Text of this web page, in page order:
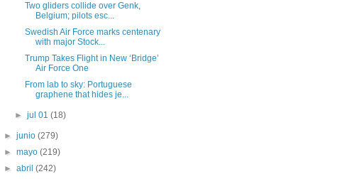
Two gliders collide over Genk,
Belgium; pilots esc...
Swedish Air Force marks centenary
with major Stock...
Trump Takes Flight in New ‘Bridge’
Air Force One
From lab to sky: Portuguese
graphene that hides je...
► jul 01 (18)
►junio(279)
►mayo(219)
►abril(242)